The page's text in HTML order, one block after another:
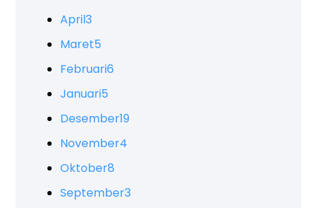
April3
Maret5
Februari6
Januari5
Desember19
November4
Oktober8
September3